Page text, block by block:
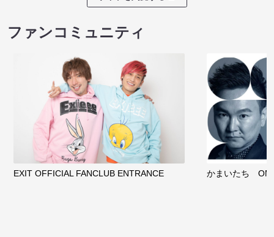
ファンコミュニティ
EXIT OFFICIAL FANCLUB ENTRANCE かまいたち